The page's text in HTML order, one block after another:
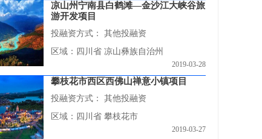
凉山州宁南县白鹤滩—金沙江大峡谷旅
游开发项目
投融资方式：
其他投融资
区域：四川省 凉山彝族自治州
2019-03-28
攀枝花市西区西佛山禅意小镇项目
投融资方式：
其他投融资
区域：四川省 攀枝花市
2019-03-27